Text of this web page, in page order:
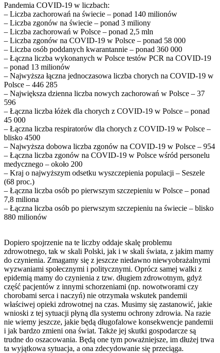
Pandemia COVID-19 w liczbach:
– Liczba zachorowań na świecie – ponad 140 milionów
– Liczba zgonów na świecie – ponad 3 miliony
– Liczba zachorowań w Polsce – ponad 2,5 mln
– Liczba zgonów na COVID-19 w Polsce – ponad 58 000
– Liczba osób poddanych kwarantannie – ponad 360 000
– Łączna liczba wykonanych w Polsce testów PCR na COVID-19
– ponad 13 milionów
– Najwyższa łączna jednoczasowa liczba chorych na COVID-19 w
Polsce – 446 285
– Największa dzienna liczba nowych zachorowań w Polsce – 37
596
– Łączna liczba łóżek dla chorych z COVID-19 w Polsce – ponad
45 000
– Łączna liczba respiratorów dla chorych z COVID-19 w Polsce –
blisko 4500
– Najwyższa dobowa liczba zgonów na COVID-19 w Polsce – 954
– Łączna liczba zgonów na COVID-19 w Polsce wśród personelu
medycznego – około 200
– Kraj o najwyższym odsetku wyszczepienia populacji – Seszele
(68 proc.)
– Łączna liczba osób po pierwszym szczepieniu w Polsce – ponad
7,8 miliona
– Łączna liczba osób po pierwszym szczepieniu na świecie – blisko
880 milionów
Dopiero spojrzenie na te liczby oddaje skalę problemu
zdrowotnego, tak w skali Polski, jak i w skali świata, z jakim mamy
do czynienia. Zmagamy się z jeszcze niedawno niewyobrażalnymi
wyzwaniami społecznymi i politycznymi. Oprócz samej walki z
epidemią mamy do czynienia z tzw. długiem zdrowotnym, gdyż
część pacjentów z innymi schorzeniami (np. nowotworami czy
chorobami serca i naczyń) nie otrzymała wskutek pandemii
właściwej opieki zdrowotnej na czas. Musimy się zastanowić, jakie
wnioski z tej sytuacji płyną dla systemu ochrony zdrowia. Na razie
nie wiemy jeszcze, jakie będą długofalowe konsekwencje pandemii
i jak bardzo zmieni ona świat. Także jej skutki gospodarcze są
trudne do oszacowania. Będą one tym poważniejsze, im dłużej trwa
ta wyjątkowa sytuacja, a ona zdecydowanie się przeciąga.